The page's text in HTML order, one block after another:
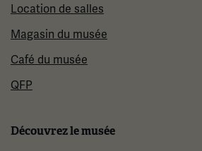
Location de salles
Magasin du musée
Café du musée
QFP
Découvrez le musée